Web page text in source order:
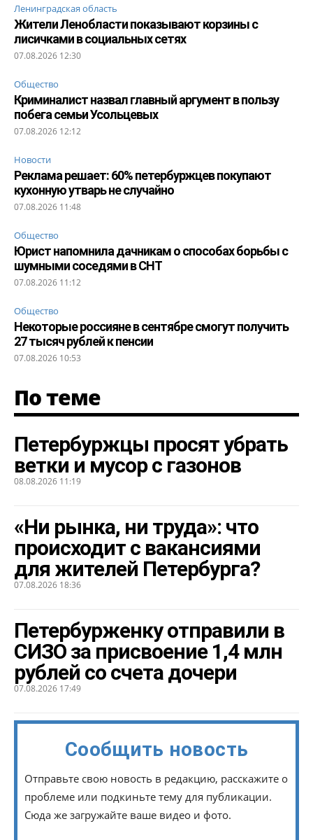
Ленинградская область
Жители Ленобласти показывают корзины с
лисичками в социальных сетях
07.08.2026 12:30
Общество
Криминалист назвал главный аргумент в пользу
побега семьи Усольцевых
07.08.2026 12:12
Новости
Реклама решает: 60% петербуржцев покупают
кухонную утварь не случайно
07.08.2026 11:48
Общество
Юрист напомнила дачникам о способах борьбы с
шумными соседями в СНТ
07.08.2026 11:12
Общество
Некоторые россияне в сентябре смогут получить
27 тысяч рублей к пенсии
07.08.2026 10:53
По теме
Петербуржцы просят убрать
ветки и мусор с газонов
08.08.2026 11:19
«Ни рынка, ни труда»: что
происходит с вакансиями
для жителей Петербурга?
07.08.2026 18:36
Петербурженку отправили в
СИЗО за присвоение 1,4 млн
рублей со счета дочери
07.08.2026 17:49
Сообщить новость
Отправьте свою новость в редакцию, расскажите о
проблеме или подкиньте тему для публикации.
Сюда же загружайте ваше видео и фото.